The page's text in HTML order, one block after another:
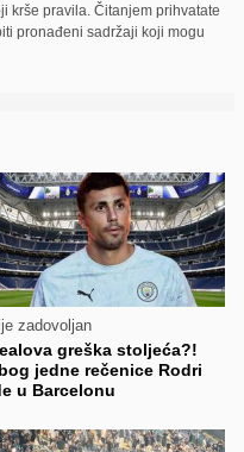
krše pravila. Čitanjem prihvatate
pronađeni sadržaji koji mogu
zadovoljan
greška stoljeća?!
jedne rečenice Rodri
u Barcelonu